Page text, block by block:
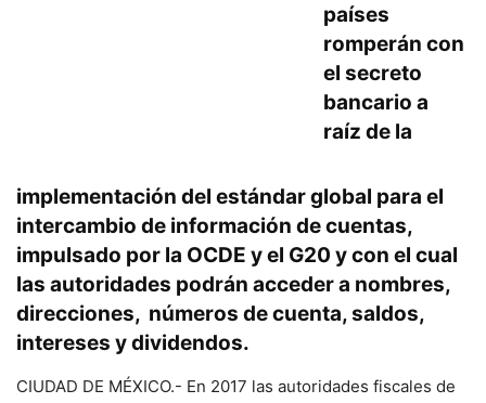
países
romperán con
el secreto
bancario a
raíz de la
implementación del estándar global para el
intercambio de información de cuentas,
impulsado por la OCDE y el G20 y con el cual
las autoridades podrán acceder a nombres,
direcciones, números de cuenta, saldos,
intereses y dividendos.
CIUDAD DE MÉXICO.- En 2017 las autoridades fiscales de